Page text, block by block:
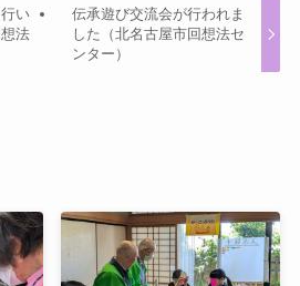
い
法
伝承遊び交流会が行われま
した（北名古屋市回想法セ
ンター）